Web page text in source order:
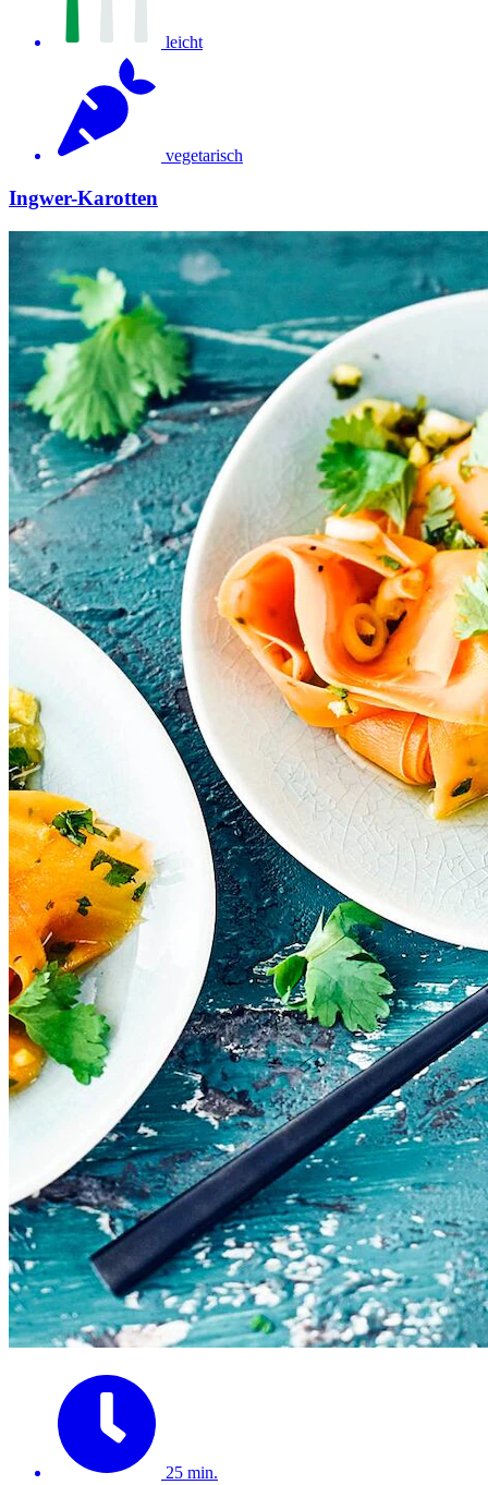
leicht
vegetarisch
Ingwer-Karotten
25 min.